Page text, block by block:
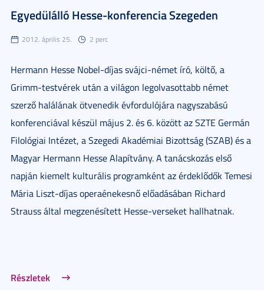
Egyedülálló Hesse-konferencia Szegeden
2012. április 25. 2 perc
Hermann Hesse Nobel-díjas svájci-német író, költő, a
Grimm-testvérek után a világon legolvasottabb német
szerző halálának ötvenedik évfordulójára nagyszabású
konferenciával készül május 2. és 6. között az SZTE Germán
Filológiai Intézet, a Szegedi Akadémiai Bizottság (SZAB) és a
Magyar Hermann Hesse Alapítvány. A tanácskozás első
napján kiemelt kulturális programként az érdeklődők Temesi
Mária Liszt-díjas operaénekesnő előadásában Richard
Strauss által megzenésített Hesse-verseket hallhatnak.
Részletek